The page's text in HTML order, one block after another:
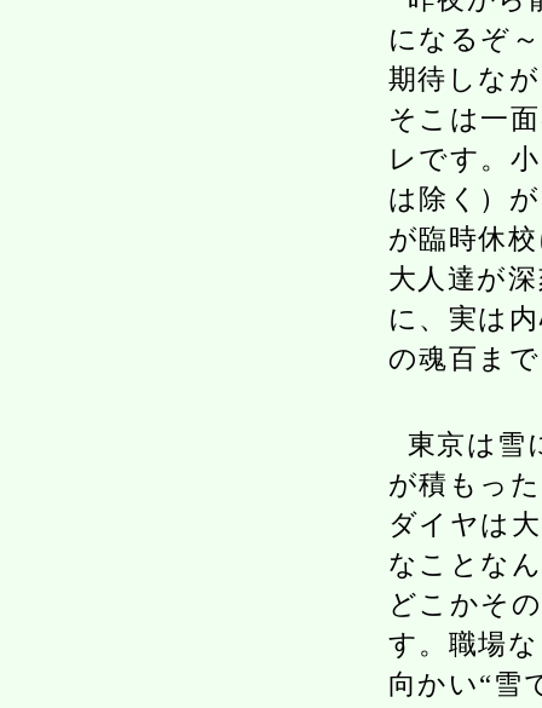
になるぞ
期待しな
そこは一
レです。
は除く）
が臨時休
大人達が
に、実は
の魂百ま
東京は雪
が積もっ
ダイヤは
なことな
どこかそ
す。職場
向かい“雪